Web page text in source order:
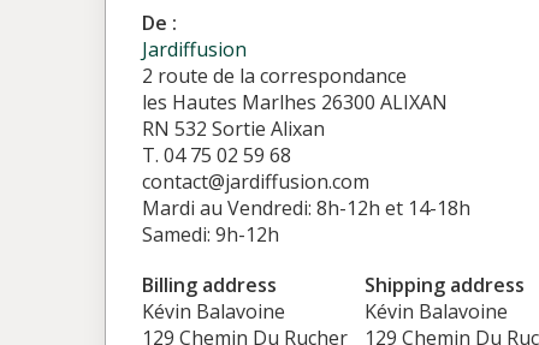
De :
Jardiffusion
2 route de la correspondance
les Hautes Marlhes 26300 ALIXAN
RN 532 Sortie Alixan
T. 04 75 02 59 68
contact@jardiffusion.com
Mardi au Vendredi: 8h-12h et 14-18h
Samedi: 9h-12h
Billing address
Kévin Balavoine
129 Chemin Du Rucher
Shipping address
Kévin Balavoine
129 Chemin Du